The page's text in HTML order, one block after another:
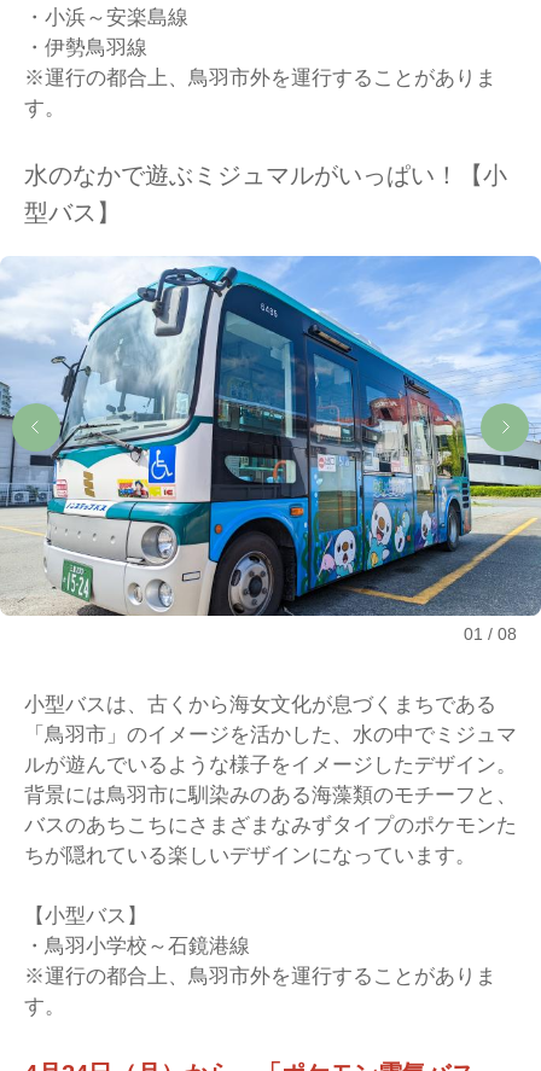
・小浜～安楽島線
・伊勢鳥羽線
※運行の都合上、鳥羽市外を運行することがありま
す。
水のなかで遊ぶミジュマルがいっぱい！【小
型バス】
01 08
小型バスは、古くから海女文化が息づくまちである
「鳥羽市」のイメージを活かした、水の中でミジュマ
ルが遊んでいるような様子をイメージしたデザイン。
背景には鳥羽市に馴染みのある海藻類のモチーフと、
バスのあちこちにさまざまなみずタイプのポケモンた
ちが隠れている楽しいデザインになっています。
【小型バス】
・鳥羽小学校～石鏡港線
※運行の都合上、鳥羽市外を運行することがありま
す。